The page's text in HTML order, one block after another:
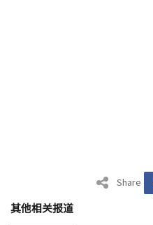
Share
其他相关报道